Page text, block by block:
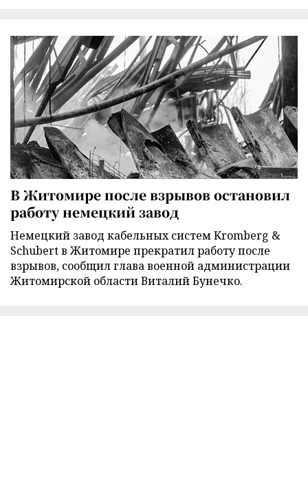
В Житомире после взрывов остановил
работу немецкий завод
Немецкий завод кабельных систем Kromberg &
Schubert в Житомире прекратил работу после
взрывов, сообщил глава военной администрации
Житомирской области Виталий Бунечко.